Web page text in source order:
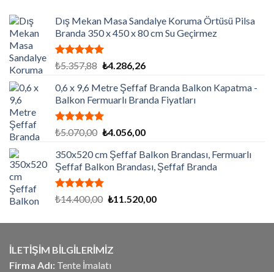
Dış Mekan Masa Sandalye Koruma Örtüsü Pilsa
Branda 350 x 450 x 80 cm Su Geçirmez
5 üzerinden
oy
aldı
₺5.357,88 Orijinal
₺5.357,88.
₺4.286,26Şu
fiyat:
₺4.286,26.
0,6 x 9,6 Metre Şeffaf Branda Balkon Kapatma -
Balkon Fermuarlı Branda Fiyatları
5 üzerinden
oy
aldı
₺5.070,00 Orijinal
₺5.070,00.
₺4.056,00Şu
fiyat:
₺4.056,00.
350x520 cm Şeffaf Balkon Brandası, Fermuarlı
Şeffaf Balkon Brandası, Şeffaf Branda
5 üzerinden
₺14.400,00 Orijinal
₺14.400,00.
₺11.520,00Şu
fiyat:
İLETİŞİM BİLGİLERİMİZ
Firma Adı: Tente İmalatı